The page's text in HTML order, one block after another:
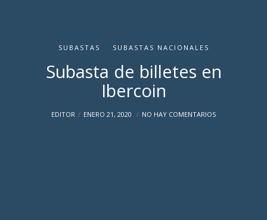
SUBASTAS SUBASTAS NACIONALES
Subasta de billetes en
Ibercoin
EDITOR ENERO 21, 2020 NO HAY COMENTARIOS